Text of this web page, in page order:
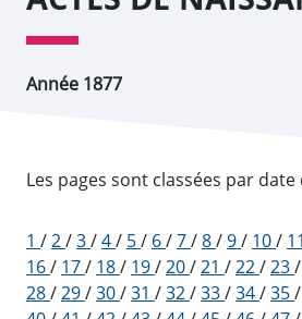
Année 1877
Les pages sont classées par date
1 /2/3/4/ 5/ 6/7/8/9/ 10/ 11
16/ 17/ 18/ 19/20/21 /22/23/
28/29/30/31 /32/33/34/35/